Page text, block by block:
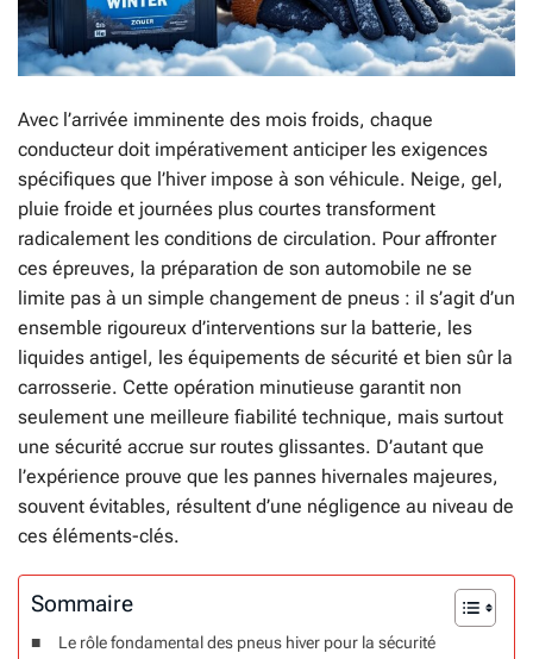
Avec l’arrivée imminente des mois froids, chaque
conducteur doit impérativement anticiper les exigences
spécifiques que l’hiver impose à son véhicule. Neige, gel,
pluie froide et journées plus courtes transforment
radicalement les conditions de circulation. Pour affronter
ces épreuves, la préparation de son automobile ne se
limite pas à un simple changement de pneus : il s’agit d’un
ensemble rigoureux d’interventions sur la batterie, les
liquides antigel, les équipements de sécurité et bien sûr la
carrosserie. Cette opération minutieuse garantit non
seulement une meilleure fiabilité technique, mais surtout
une sécurité accrue sur routes glissantes. D’autant que
l’expérience prouve que les pannes hivernales majeures,
souvent évitables, résultent d’une négligence au niveau de
ces éléments-clés.
Sommaire
Le rôle fondamental des pneus hiver pour la sécurité